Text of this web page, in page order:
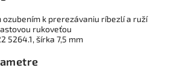
ozubením k prerezávaniu ríbezlí a ruží
rukoveťou
5264.1, šírka 7,5 mm